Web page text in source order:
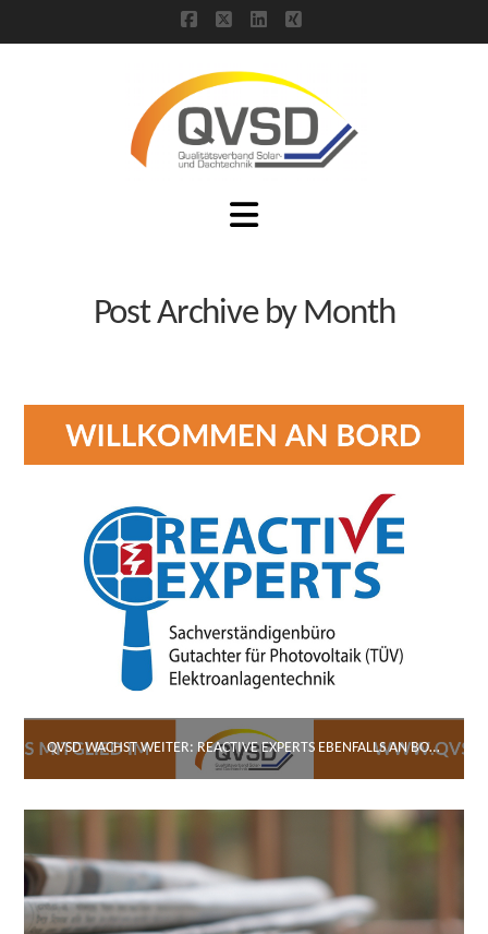
Navigation
Post Archive by Month
QVSD WÄCHST WEITER: REACTIVE EXPERTS EBENFALLS AN BORD